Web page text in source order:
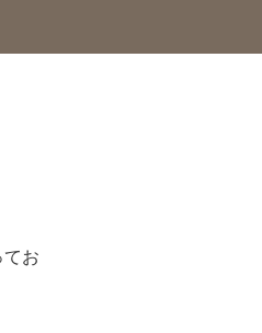
お